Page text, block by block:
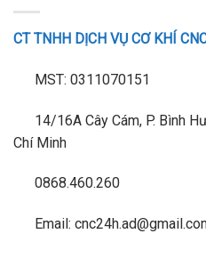
CT TNHH DỊCH VỤ CƠ KHÍ
MST: 0311070151
14/16A Cây Cám, P. Bình
Chí Minh
0868.460.260
Email: